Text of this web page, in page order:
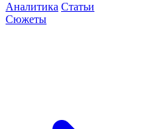
Аналитика Статьи
Сюжеты